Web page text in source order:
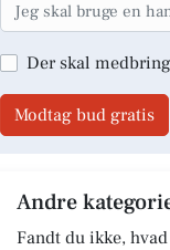
Der skal
Modtag bud gratis
Andre
Fandt du ikke,